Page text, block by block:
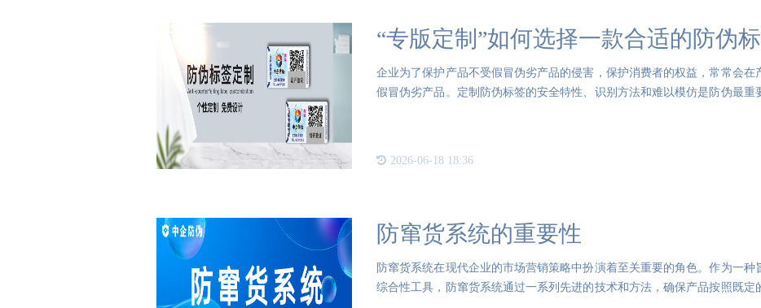
“专版定制”如何选择一款合适的防伪
企业为了保护产品不受假冒伪劣产品的侵害，保护消费者的权益，常常会
假冒伪劣产品。定制防伪标签的安全特性、识别方法和难以模仿是防伪最重
2026-06-18 18:36
防窜货系统的重要性
防窜货系统在现代企业的市场营销策略中扮演着至关重要的角色。作为一
综合性工具，防窜货系统通过一系列先进的技术和方法，确保产品按照既定